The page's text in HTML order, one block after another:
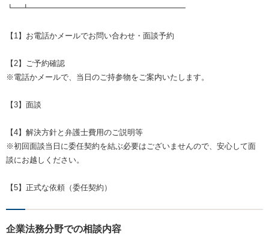
┗━┻━━━━━━━━━━━━━━━━━━━━
【1】お電話かメールでお問い合わせ・面談予約
【2】ご予約確認
※電話かメールで、当日のご持参物をご案内いたします。
【3】面談
【4】解決方針と弁護士費用のご説明等
※初回面談当日に委任契約を結ぶ必要はございませんので、安心して面
談にお越しください。
【5】正式な依頼（委任契約）
企業法務分野での相談内容